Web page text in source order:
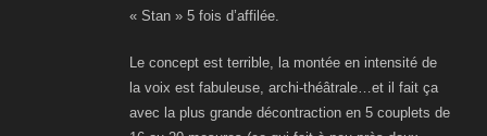
« Stan » 5 fois d’affilée.
Le concept est terrible, la montée en intensité de
la voix est fabuleuse, archi-théâtrale…et il fait ça
avec la plus grande décontraction en 5 couplets de